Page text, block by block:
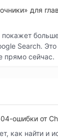
для
Search.
прямо сейчас.
ошибки от
как найти и